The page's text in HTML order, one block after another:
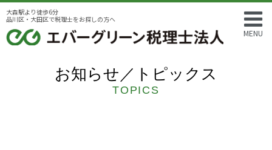
MENU
大森駅より徒歩6分
品川区・大田区で税理士をお探しの方へ
お知らせ／トピックス
TOPICS